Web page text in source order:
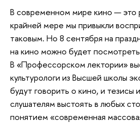
В современном мире кино — это
крайней мере мы привыкли
таковым. Но 8 сентября на
на кино можно будет
В «Профессорском лектории»
культурологи из Высшей школы
будут говорить о кино, и тезисы
слушателям выстоять в любых
понятием «современная